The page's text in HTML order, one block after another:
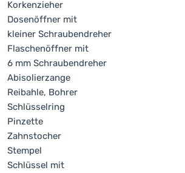
Korkenzieher
Dosenöffner mit
kleiner Schraubendreher
Flaschenöffner mit
6 mm Schraubendreher
Abisolierzange
Reibahle, Bohrer
Schlüsselring
Pinzette
Zahnstocher
Stempel
Schlüssel mit